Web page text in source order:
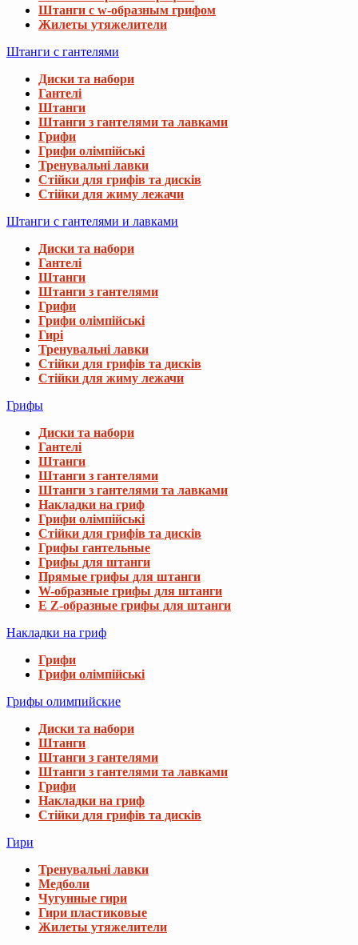
Штанги с w-образным грифом
Жилеты утяжелители
Штанги с гантелями
Диски та набори
Гантелі
Штанги
Штанги з гантелями та лавками
Грифи
Грифи олімпійські
Тренувальні лавки
Стійки для грифів та дисків
Стійки для жиму лежачи
Штанги с гантелями и лавками
Диски та набори
Гантелі
Штанги
Штанги з гантелями
Грифи
Грифи олімпійські
Гирі
Тренувальні лавки
Стійки для грифів та дисків
Стійки для жиму лежачи
Грифы
Диски та набори
Гантелі
Штанги
Штанги з гантелями
Штанги з гантелями та лавками
Накладки на гриф
Грифи олімпійські
Стійки для грифів та дисків
Грифы гантельные
Грифы для штанги
Прямые грифы для штанги
W-образные грифы для штанги
E Z-образные грифы для штанги
Накладки на гриф
Грифи
Грифи олімпійські
Грифы олимпийские
Диски та набори
Штанги
Штанги з гантелями
Штанги з гантелями та лавками
Грифи
Накладки на гриф
Стійки для грифів та дисків
Гири
Тренувальні лавки
Медболи
Чугунные гири
Гири пластиковые
Жилеты утяжелители